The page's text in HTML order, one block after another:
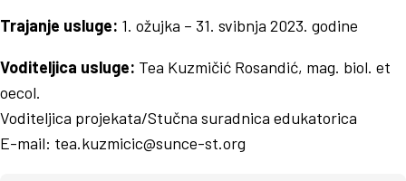
Trajanje usluge: 1. ožujka – 31. svibnja 2023. godine
Voditeljica usluge: Tea Kuzmičić Rosandić, mag. biol. et
oecol.
Voditeljica projekata/Stučna suradnica edukatorica
E-mail: tea.kuzmicic@sunce-st.org